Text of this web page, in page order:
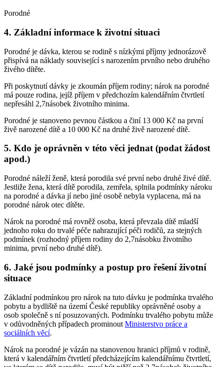
Porodné
4. Základní informace k životní situaci
Porodné je dávka, kterou se rodině s nízkými příjmy jednorázově
přispívá na náklady související s narozením prvního nebo druhého
živého dítěte.
Při poskytnutí dávky je zkoumán příjem rodiny; nárok na porodné
má pouze rodina, jejíž příjem v předchozím kalendářním čtvrtletí
nepřesáhl 2,7násobek životního minima.
Porodné je stanoveno pevnou částkou a činí 13 000 Kč na první
živě narozené dítě a 10 000 Kč na druhé živě narozené dítě.
5. Kdo je oprávněn v této věci jednat (podat žádost
apod.)
Porodné náleží ženě, která porodila své první nebo druhé živé dítě.
Jestliže žena, která dítě porodila, zemřela, splnila podmínky nároku
na porodné a dávka jí nebo jiné osobě nebyla vyplacena, má na
porodné nárok otec dítěte.
Nárok na porodné má rovněž osoba, která převzala dítě mladší
jednoho roku do trvalé péče nahrazující péči rodičů, za stejných
podmínek (rozhodný příjem rodiny do 2,7násobku životního
minima, první nebo druhé dítě).
6. Jaké jsou podmínky a postup pro řešení životní
situace
Základní podmínkou pro nárok na tuto dávku je podmínka trvalého
pobytu a bydliště na území České republiky oprávněné osoby a
osob společně s ní posuzovaných. Podmínku trvalého pobytu může
v odůvodněných případech prominout Ministerstvo práce a
sociálních věcí.
Nárok na porodné je vázán na stanovenou hranici příjmů v rodině,
která v kalendářním čtvrtletí předcházejícím kalendářnímu čtvrtletí,